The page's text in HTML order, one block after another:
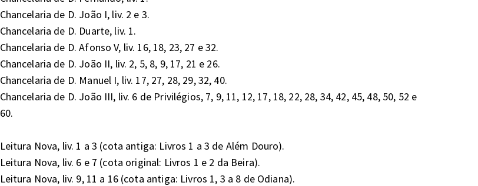
Chancelaria de D. João I, liv. 2 e 3.
Chancelaria de D. Duarte, liv. 1.
Chancelaria de D. Afonso V, liv. 16, 18, 23, 27 e 32.
Chancelaria de D. João II, liv. 2, 5, 8, 9, 17, 21 e 26.
Chancelaria de D. Manuel I, liv. 17, 27, 28, 29, 32, 40.
Chancelaria de D. João III, liv. 6 de Privilégios, 7, 9, 11, 12, 17, 18, 22, 28, 34, 42, 45, 48, 50, 52 e
60.
Leitura Nova, liv. 1 a 3 (cota antiga: Livros 1 a 3 de Além Douro).
Leitura Nova, liv. 6 e 7 (cota original: Livros 1 e 2 da Beira).
Leitura Nova, liv. 9, 11 a 16 (cota antiga: Livros 1, 3 a 8 de Odiana).